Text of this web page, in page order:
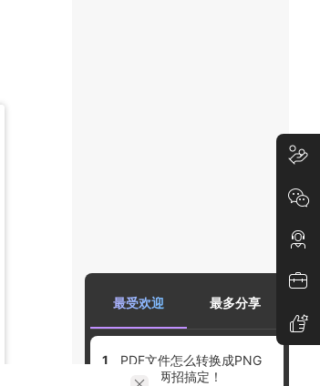
最受欢迎 最多分享
PDF文件怎么转换成PNG
图片？两招搞定！